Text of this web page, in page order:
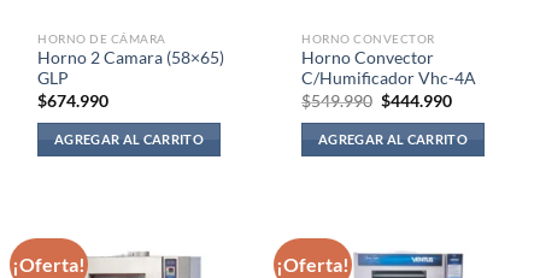
HORNO DE CÁMARA
Horno 2 Camara (58×65)
GLP
$674.990
AGREGAR AL CARRITO
HORNO CONVECTOR
Horno Convector
C/Humificador Vhc-4A
$549.990 El
original
era:
$549.990.
$444.990El
actual
es:
$444.990.
AGREGAR AL CARRITO
¡Oferta! ¡Oferta!